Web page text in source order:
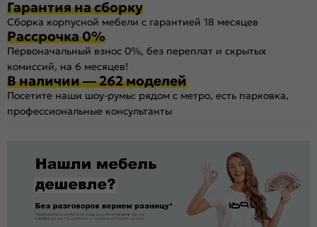
Гарантия на сборку
Сборка корпусной мебели с гарантией 18 месяцев
Рассрочка 0%
Первоначальный взнос 0%, без переплат и скрытых
комиссий, на 6 месяцев!
В наличии — 262 моделей
Посетите наши шоу-румы: рядом с метро, есть парковка,
профессиональные консультанты